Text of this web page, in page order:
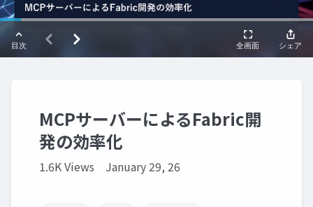
MCPサーバーによるFabric開
発の効率化
1.6K Views January 29, 26